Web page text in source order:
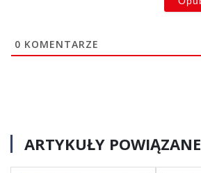
0 KOMENTARZE
ARTYKUŁY POWIĄZANE